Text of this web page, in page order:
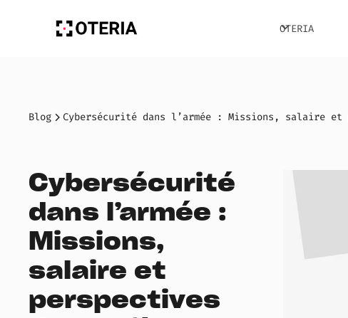
OTERIA
Blog Cybersécurité dans l’armée : Missions, salaire
Cybersécurité
dans l’armée :
Missions,
salaire et
perspectives